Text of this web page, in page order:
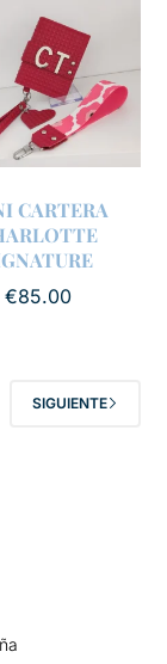
CARTERA
€85.00
SIGUIENTE